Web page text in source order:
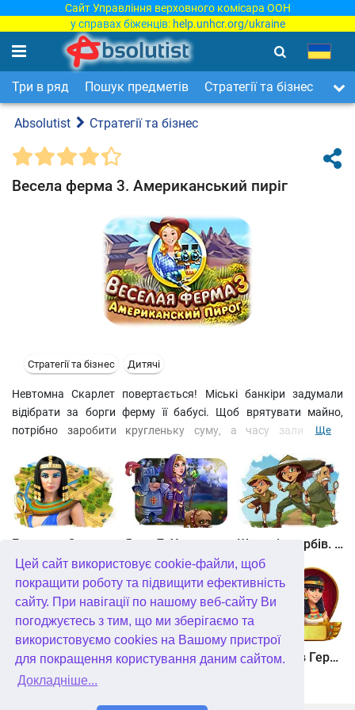
Цей сайт використовує cookie-файли, щоб
покращити роботу та підвищити ефективність
сайту. При навігації по нашому веб-сайту Ви
погоджуєтесь з тим, що ми зберігаємо та
використовуємо cookies на Вашому пристрої
для покращення користування даним сайтом.
Докладніше...
Сайт Управління верховного комісара ООН
у справах біженців: help.unhcr.org/ukraine
Три в ряд Пошук предметів Стратегії та бізнес
Absolutist Стратегії та бізнес
Весела ферма 3. Американський пиріг
Стратегії та бізнес Дитячі
Невтомна Скарлет повертається! Міські банкіри задумали
відібрати за борги ферму її бабусі. Щоб врятувати майно,
потрібно заробити кругленьку суму, а часу залишилося
продукти та вкладайте зароблені гроші у розвиток бізнесу. На
вас чекають 90 непростих рівнів, незвичайний сюжет і
абсолютно непередбачуваний фінал!
Ще
Шукачі скарбів. Камінь душі
Шукачі скарбів. Сніжна королева. колекційне видання Алісія Квотермейн 3. Таємниця палаючого золота. колекційне видання 12 подвигів Геракла. Як я зустрів Мегару. колекційне видання